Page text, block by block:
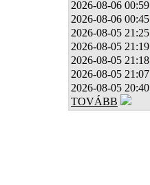
2026-08-06 00:59
2026-08-06 00:45
2026-08-05 21:25
2026-08-05 21:19
2026-08-05 21:18
2026-08-05 21:07
2026-08-05 20:40
TOVÁBB